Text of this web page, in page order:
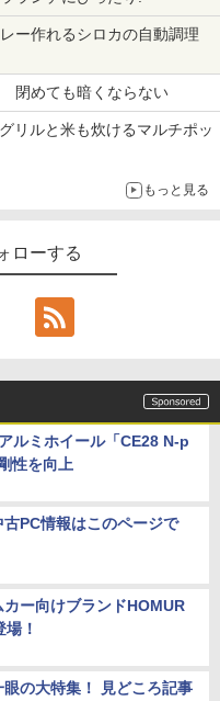
ー作れるシロカの自動調理
閉めても暗くならない
リルと米も炊けるマルチポッ
もっと見る
ローする
ルミホイール「CE28 N-p
性を向上
PC情報はこのページで
ー向けブランドHOMUR
！
の大特集！ 見どころ記事